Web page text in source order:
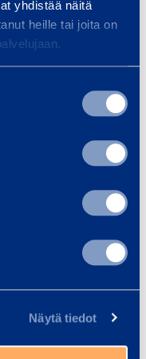
yhdistää näitä
heille tai joita on
Näytä tiedot
tunnel,
Läs
alla utbildningar
t
D
a